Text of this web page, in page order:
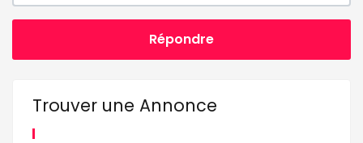
Répondre
Trouver une Annonce